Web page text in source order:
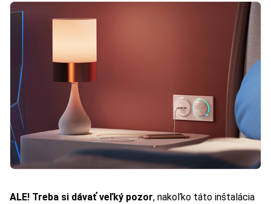
ALE! Treba si dávať veľký pozor, nakoľko táto inštalácia